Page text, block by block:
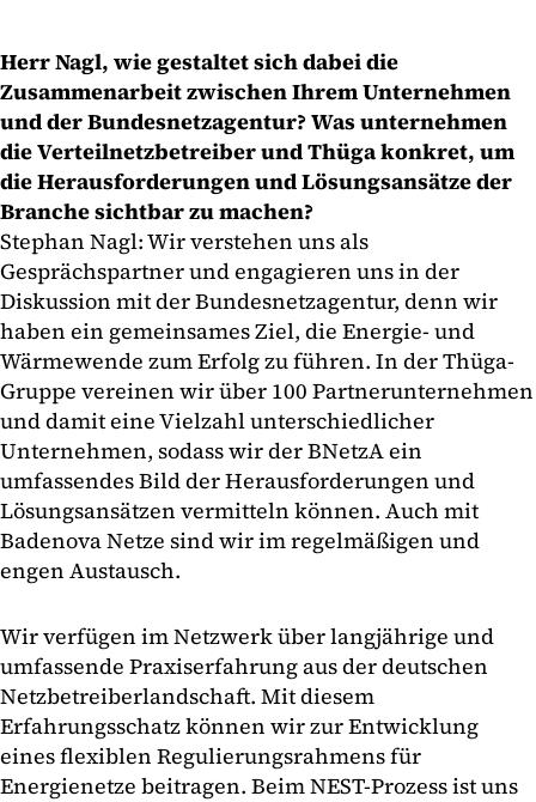
Herr Nagl, wie gestaltet sich dabei die
Zusammenarbeit zwischen Ihrem Unternehmen
und der Bundesnetzagentur? Was unternehmen
die Verteilnetzbetreiber und Thüga konkret, um
die Herausforderungen und Lösungsansätze der
Branche sichtbar zu machen?
Stephan Nagl: Wir verstehen uns als
Gesprächspartner und engagieren uns in der
Diskussion mit der Bundesnetzagentur, denn wir
haben ein gemeinsames Ziel, die Energie- und
Wärmewende zum Erfolg zu führen. In der Thüga-
Gruppe vereinen wir über 100 Partnerunternehmen
und damit eine Vielzahl unterschiedlicher
Unternehmen, sodass wir der BNetzA ein
umfassendes Bild der Herausforderungen und
Lösungsansätzen vermitteln können. Auch mit
Badenova Netze sind wir im regelmäßigen und
engen Austausch.
Wir verfügen im Netzwerk über langjährige und
umfassende Praxiserfahrung aus der deutschen
Netzbetreiberlandschaft. Mit diesem
Erfahrungsschatz können wir zur Entwicklung
eines flexiblen Regulierungsrahmens für
Energienetze beitragen. Beim NEST-Prozess ist uns